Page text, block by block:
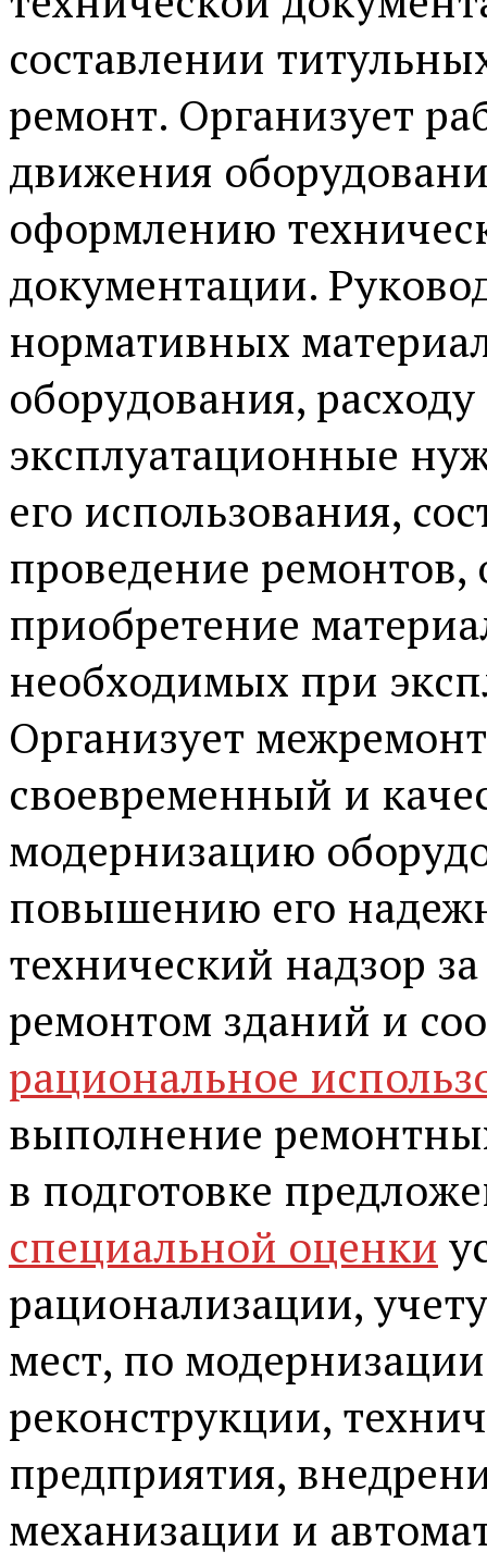
составлении
ремонт. Организует
движения
оформлению
документации.
нормативных
оборудования,
эксплуатационные
его использования,
проведение
приобретение
необходимых при
Организует
своевременный и
модернизацию
повышению его
технический надзор
ремонтом зданий и
рациональное
выполнение
в подготовке
специальной оценки
рационализации,
мест, по
реконструкции,
предприятия,
механизации и